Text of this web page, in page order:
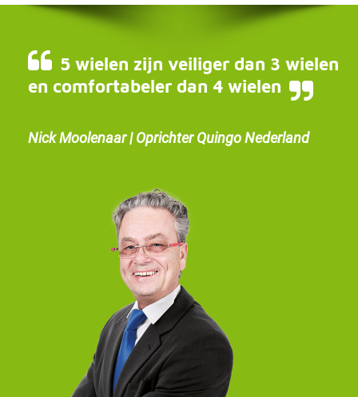
5 wielen zijn veiliger dan 3 wielen
en comfortabeler dan 4 wielen
Nick Moolenaar | Oprichter Quingo Nederland